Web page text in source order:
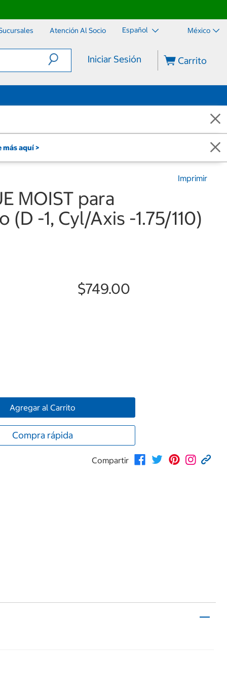
Atención Al Socio Español México
Iniciar Sesión Carrito
más aquí >
Imprimir
MOIST para
-1, Cyl/Axis -1.75/110)
$749.00
Agregar al Carrito
Compra rápida
Compartir